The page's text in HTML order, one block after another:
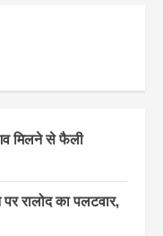
मिलने से फैली
रालोद का पलटवार,